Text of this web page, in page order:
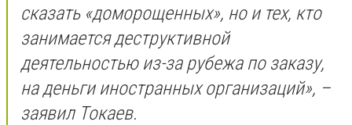
сказать «доморощенных», но и тех, кто
занимается деструктивной
деятельностью из-за рубежа по заказу,
на деньги иностранных организаций», –
заявил Токаев.